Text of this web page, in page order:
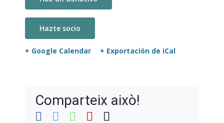
Hazte socio
+ Google Calendar + Exportación de iCal
Comparteix això!
Facebook
TwitterWhatsApp
Pinterest